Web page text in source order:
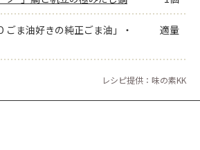
ごま油好きの純正ごま油」・
適量
レシピ提供：味の素KK